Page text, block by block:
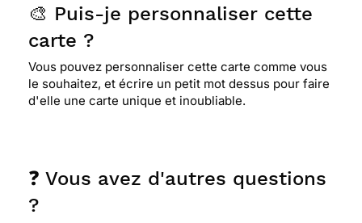
⭐⭐⭐⭐⭐ Le 22/04/2021 : Trop belle et simple et
classe à la fois.
⭐⭐⭐⭐⭐ Le 15/05/2020 : Très bon service que je
⭐⭐⭐⭐⭐ Le 15/05/2020 : Très contente de ce
service surtout en cette période tous les
🎨 Puis-je personnaliser cette
carte ?
Vous pouvez personnaliser cette carte comme vous
le souhaitez, et écrire un petit mot dessus pour faire
d'elle une carte unique et inoubliable.
❓ Vous avez d'autres questions
?